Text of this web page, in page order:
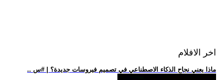
اخر الافلام
.. ماذا يعني نجاح الذكاء الاصطناعي في تصميم فيروسات جديدة؟ | #س